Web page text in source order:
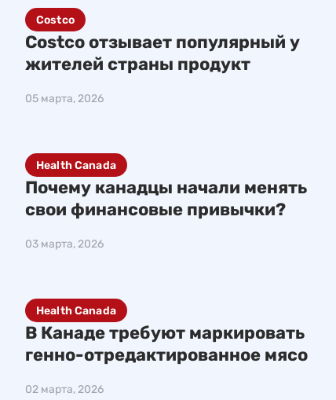
Costco отзывает популярный у
жителей страны продукт
05 марта, 2026
Costco
Почему канадцы начали менять
свои финансовые привычки?
03 марта, 2026
Health Canada
В Канаде требуют маркировать
генно-отредактированное мясо
02 марта, 2026
Health Canada